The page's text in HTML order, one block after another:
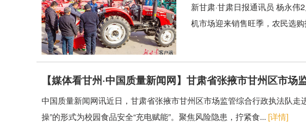
新甘肃·甘肃日报通讯员 杨永
机市场迎来销售旺季，农民选
【媒体看甘州·中国质量新闻网】甘肃省张掖市甘州区市
中国质量新闻网讯近日，甘肃省张掖市甘州区市场监管综合行政执法队
操”的形式为校园食品安全“充电赋能”。聚焦风险隐患，拧紧食... [详情]